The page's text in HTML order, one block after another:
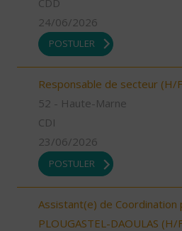
24/06/2026
POSTULER
Responsable de secteur (H/
52 - Haute-Marne
CDI
23/06/2026
POSTULER
Assistant(e) de Coordination
PLOUGASTEL-DAOULAS (H/